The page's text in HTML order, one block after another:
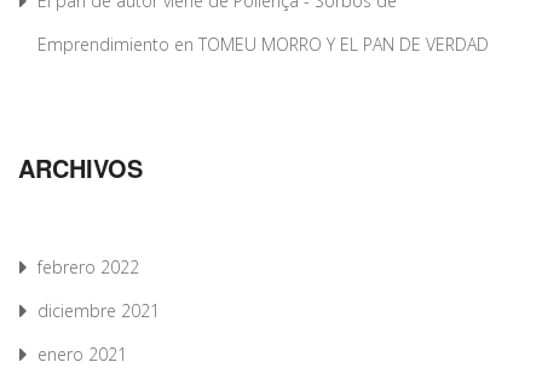
Emprendimiento en TOMEU MORRO Y EL PAN DE VERDAD
ARCHIVOS
febrero 2022
diciembre 2021
enero 2021